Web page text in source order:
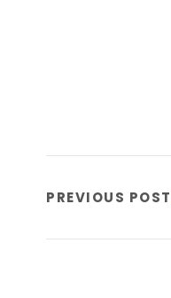
PREVIOUS POST